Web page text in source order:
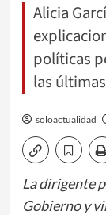
Alicia
políticas
las
soloactualidad
La dirigente
Gobierno y